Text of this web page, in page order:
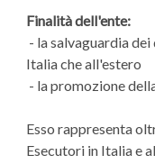
Finalità dell'ente:
- la salvaguardia
Italia che all'estero
- la promozione
Esso rappresenta
Esecutori in Italia e